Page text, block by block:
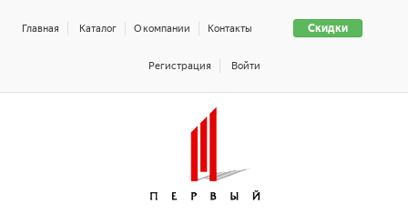
Скидки
Главная Каталог О компании Контакты
Регистрация Войти